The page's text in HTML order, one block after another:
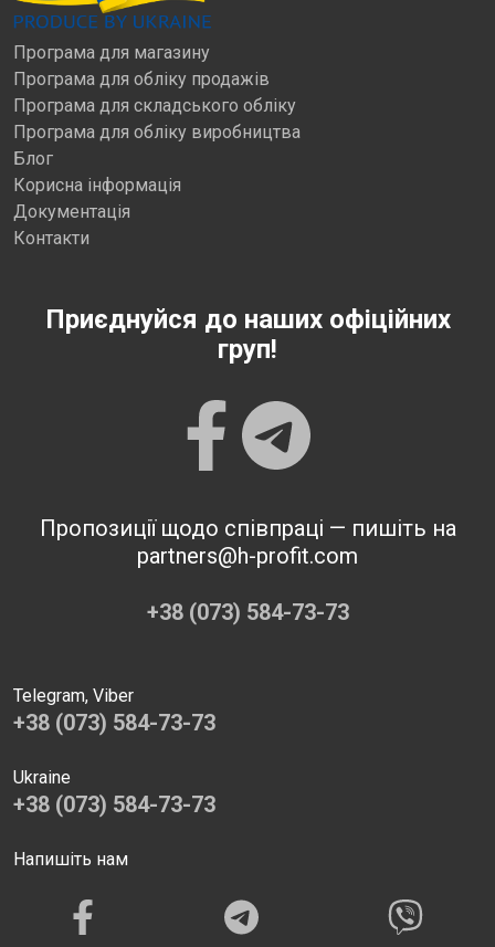
Програма для магазину
Програма для обліку продажів
Програма для складського обліку
Програма для обліку виробництва
Блог
Корисна інформація
Документація
Контакти
Приєднуйся до наших офіційних
груп!
Пропозиції щодо співпраці — пишіть на
partners@h-profit.com
+38 (073) 584-73-73
Telegram, Viber
+38 (073) 584-73-73
Ukraine
+38 (073) 584-73-73
Напишіть нам